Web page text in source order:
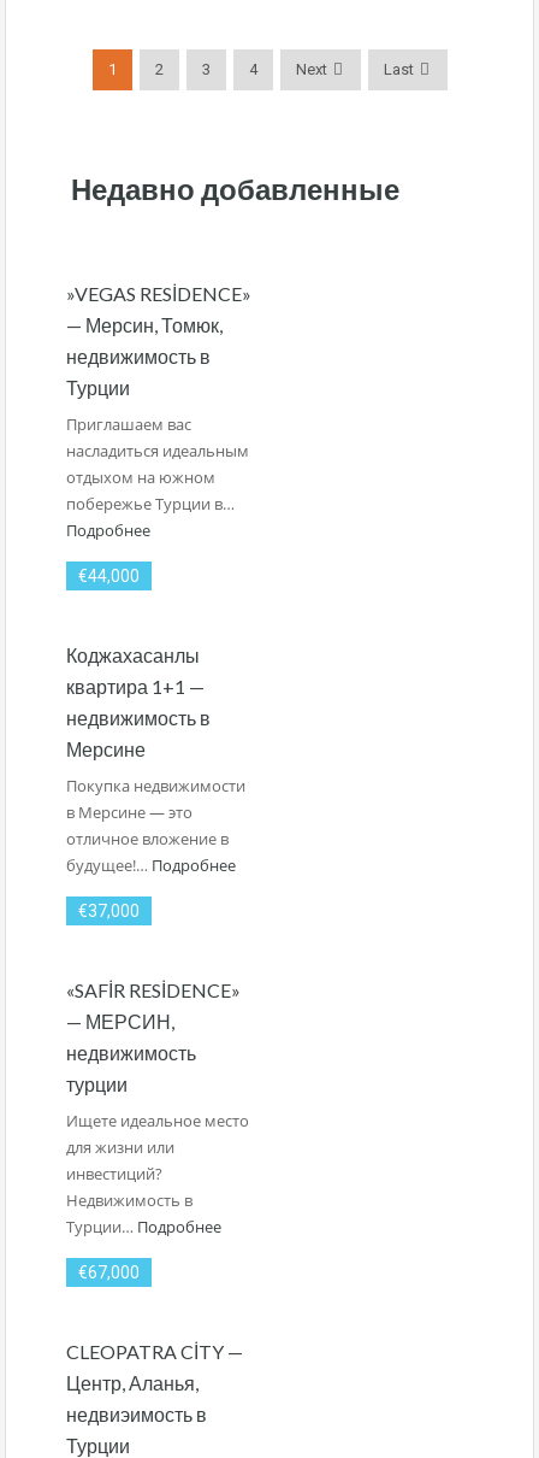
1 2 3 4 Next Last
Недавно добавленные
»VEGAS RESİDENCE»
— Мерсин, Томюк,
недвижимость в
Турции
Приглашаем вас
насладиться идеальным
отдыхом на южном
побережье Турции в…
Подробнее
€44,000
Коджахасанлы
квартира 1+1 —
недвижимость в
Мерсине
Покупка недвижимости
в Мерсине — это
отличное вложение в
будущее!… Подробнее
€37,000
«SAFİR RESİDENCE»
— МЕРСИН,
недвижимость
турции
Ищете идеальное место
для жизни или
инвестиций?
Недвижимость в
Турции… Подробнее
€67,000
CLEOPATRA CİTY —
Центр, Аланья,
недвиэимость в
Турции